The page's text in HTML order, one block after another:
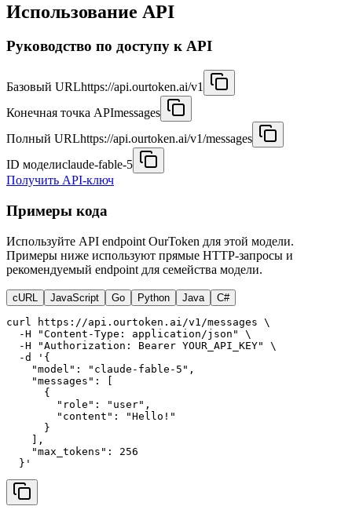
Использование API
Руководство по доступу к API
Базовый URLhttps://api.ourtoken.ai/v1
Конечная точка APImessages
Полный URLhttps://api.ourtoken.ai/v1/messages
ID моделиclaude-fable-5
Получить API-ключ
Примеры кода
Используйте API endpoint OurToken для этой модели.
Примеры ниже используют прямые HTTP-запросы и
рекомендуемый endpoint для семейства модели.
cURL JavaScript Go Python Java C#
curl https://api.ourtoken.ai/v1/messages \
  -H "Content-Type: application/json" \
  -H "Authorization: Bearer YOUR_API_KEY" \
  -d '{
    "model": "claude-fable-5",
    "messages": [
      {
        "role": "user",
        "content": "Hello!"
      }
    ],
    "max_tokens": 256
  }'